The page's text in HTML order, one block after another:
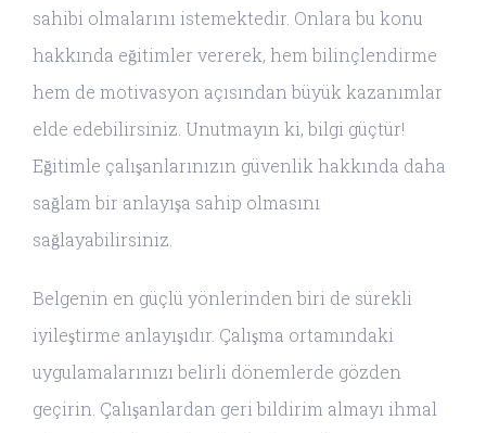
sahibi olmalarını istemektedir. Onlara bu konu
hakkında eğitimler vererek, hem bilinçlendirme
hem de motivasyon açısından büyük kazanımlar
elde edebilirsiniz. Unutmayın ki, bilgi güçtür!
Eğitimle çalışanlarınızın güvenlik hakkında daha
sağlam bir anlayışa sahip olmasını
sağlayabilirsiniz.
Belgenin en güçlü yönlerinden biri de sürekli
iyileştirme anlayışıdır. Çalışma ortamındaki
uygulamalarınızı belirli dönemlerde gözden
geçirin. Çalışanlardan geri bildirim almayı ihmal